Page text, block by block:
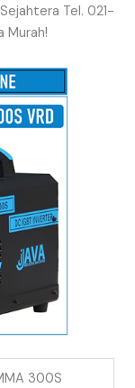
Tel. 021-
Murah!
300S